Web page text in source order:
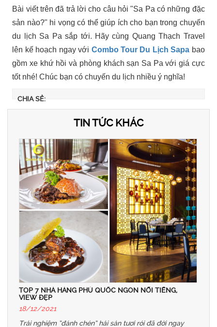
Bài viết trên đã trả lời cho câu hỏi "Sa Pa có những đặc
sản nào?" hi vọng có thể giúp ích cho bạn trong chuyến
du lịch Sa Pa sắp tới. Hãy cùng Quang Thạch Travel
lên kế hoạch ngay với Combo Tour Du Lịch Sapa bao
gồm xe khứ hồi và phòng khách sạn Sa Pa với giá cực
tốt nhé! Chúc bạn có chuyến du lịch nhiều ý nghĩa!
CHIA SẺ:
TIN TỨC KHÁC
TOP 7 NHÀ HÀNG PHÚ QUỐC NGON NỔI TIẾNG,
VIEW ĐẸP
18/12/2021
Trải nghiệm “đánh chén” hải sản tươi rói đã đời ngay